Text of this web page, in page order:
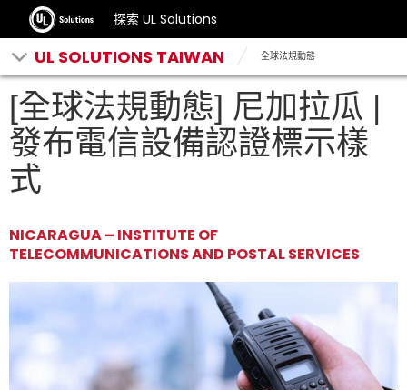
探索 UL Solutions
UL SOLUTIONS TAIWAN 全球法規動態
[全球法規動態] 尼加拉瓜 |
發布電信設備認證標示樣
式
NICARAGUA – INSTITUTE OF
TELECOMMUNICATIONS AND POSTAL SERVICES